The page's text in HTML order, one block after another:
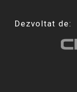
Dezvoltat de: